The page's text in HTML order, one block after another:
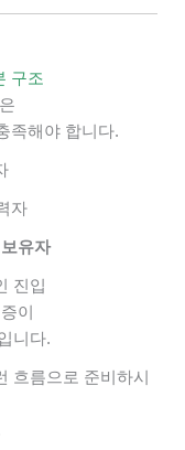
구조
족해야 합니다.
자
유자
진입
이
니다.
흐름으로 준비하시